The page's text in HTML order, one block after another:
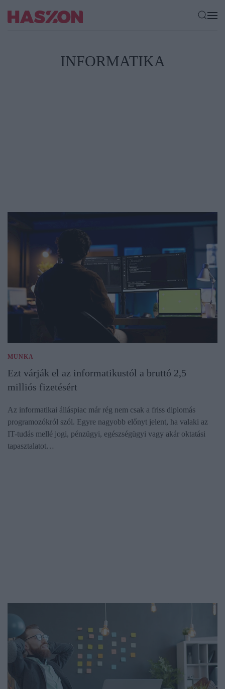
INFORMATIKA
MUNKA
Ezt várják el az informatikustól a bruttó 2,5
milliós fizetésért
Az informatikai álláspiac már rég nem csak a friss diplomás
programozókról szól. Egyre nagyobb előnyt jelent, ha valaki az
IT-tudás mellé jogi, pénzügyi, egészségügyi vagy akár oktatási
tapasztalatot…